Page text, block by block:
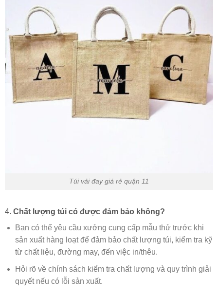
Túi vải đay giá rẻ quận 11
4. Chất lượng túi có được đảm bảo không?
Bạn có thể yêu cầu xưởng cung cấp mẫu thử trước khi
sản xuất hàng loạt để đảm bảo chất lượng túi, kiểm tra kỹ
từ chất liệu, đường may, đến việc in/thêu.
Hỏi rõ về chính sách kiểm tra chất lượng và quy trình giải
quyết nếu có lỗi sản xuất.